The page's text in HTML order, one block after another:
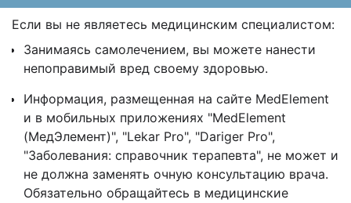
Если вы не являетесь медицинским специалистом:
Занимаясь самолечением, вы можете нанести
непоправимый вред своему здоровью.
Информация, размещенная на сайте MedElement
и в мобильных приложениях "MedElement
(МедЭлемент)", "Lekar Pro", "Dariger Pro",
"Заболевания: справочник терапевта", не может и
не должна заменять очную консультацию врача.
Обязательно обращайтесь в медицинские